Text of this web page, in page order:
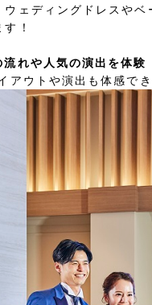
ェディングドレスや
！
れや人気の演出を体験
アウトや演出も体感で